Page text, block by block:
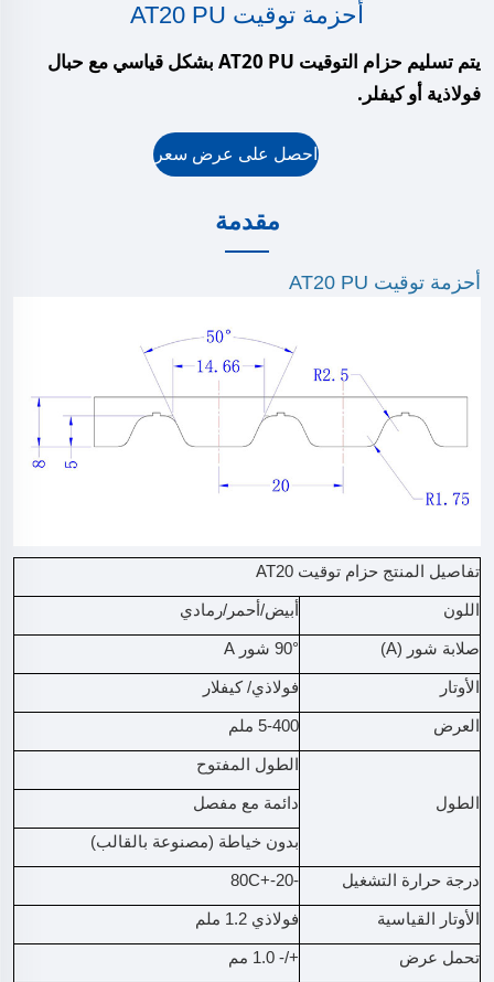
أحزمة توقيت AT20 PU
يتم تسليم حزام التوقيت AT20 PU بشكل قياسي مع حبال
فولاذية أو كيفلر.
احصل على عرض سعر
مقدمة
أحزمة توقيت AT20 PU
تفاصيل المنتج حزام توقيت AT20
اللون أبيض/أحمر/رمادي
صلابة شور (A) 90° شور A
الأوتار فولاذي/ كيفلار
العرض 5-400 ملم
الطول
الطول المفتوح
دائمة مع مفصل
بدون خياطة (مصنوعة بالقالب)
درجة حرارة التشغيل -20-+80C
الأوتار القياسية فولاذي 1.2 ملم
تحمل عرض +/- 1.0 مم